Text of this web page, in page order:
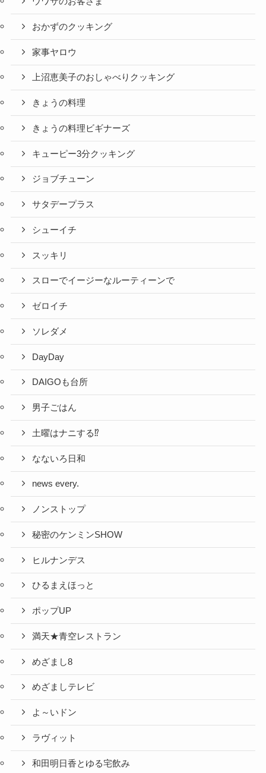
おかずのクッキング
家事ヤロウ
上沼恵美子のおしゃべりクッキング
きょうの料理
きょうの料理ビギナーズ
キューピー3分クッキング
ジョブチューン
サタデープラス
シューイチ
スッキリ
スローでイージーなルーティーンで
ゼロイチ
ソレダメ
DayDay
DAIGOも台所
男子ごはん
土曜はナニする⁉
なないろ日和
news every.
ノンストップ
秘密のケンミンSHOW
ヒルナンデス
ひるまえほっと
ポップUP
満天★青空レストラン
めざまし8
めざましテレビ
よ～いドン
ラヴィット
和田明日香とゆる宅飲み